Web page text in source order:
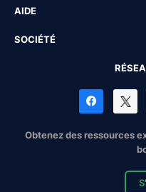
AIDE
SOCIÉTÉ
Obtenez des ressources